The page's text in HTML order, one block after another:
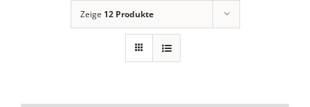
Zeige 12 Produkte